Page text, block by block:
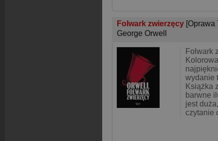
Folwark zwierzęcy [Oprawa
George Orwell
Folwark
wydanie
Książka
barwne
jest
czytanie